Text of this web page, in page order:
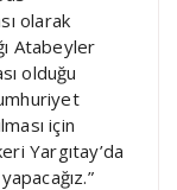
olarak
Atabeyler
olduğu
için
Yargıtay’da